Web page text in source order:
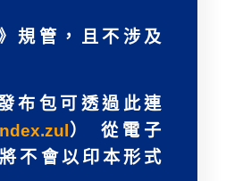
規管，且不涉及
布包可透過此連
） 從電子
不會以印本形式